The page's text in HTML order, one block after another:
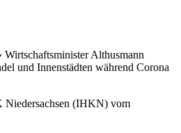
Wirtschaftsminister Althusmann
und Innenstädten während Corona
(IHKN) vom